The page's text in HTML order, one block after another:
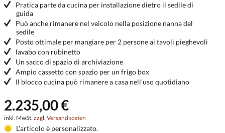
Pratica parte da cucina per installazione dietro il sedile di
guida
Può anche rimanere nel veicolo nella posizione nanna del
sedile
Posto ottimale per mangiare per 2 persone ai tavoli pieghevoli
lavabo con rubinetto
Un sacco di spazio di archiviazione
Ampio cassetto con spazio per un frigo box
Il blocco cucina può rimanere a casa nell'uso quotidiano
2.235,00 €
inkl. MwSt. zzgl. Versandkosten
L'articolo è personalizzato.